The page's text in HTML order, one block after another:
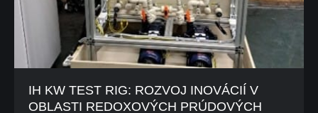
IH KW TEST RIG: ROZVOJ INOVÁCIÍ V
OBLASTI REDOXOVÝCH PRÚDOVÝCH